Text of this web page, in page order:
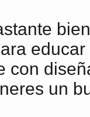
con
un